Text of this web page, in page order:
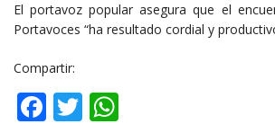
El portavoz popular asegura que el
Portavoces “ha resultado cordial y
Compartir:
Facebook
Twitter